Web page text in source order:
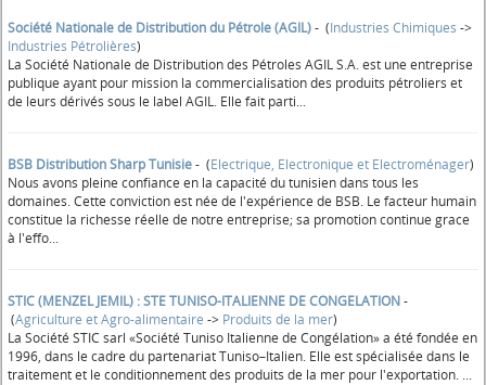
Société Nationale de Distribution du Pétrole (AGIL)- (Industries Chimiques ->
Industries Pétrolières)
La Société Nationale de Distribution des Pétroles AGIL S.A. est une entreprise
publique ayant pour mission la commercialisation des produits pétroliers et
de leurs dérivés sous le label AGIL. Elle fait parti...
BSB Distribution Sharp Tunisie- (Electrique, Electronique et Electroménager)
Nous avons pleine confiance en la capacité du tunisien dans tous les
domaines. Cette conviction est née de l'expérience de BSB. Le facteur humain
constitue la richesse réelle de notre entreprise; sa promotion continue grace
à l'effo...
STIC (MENZEL JEMIL) : STE TUNISO-ITALIENNE DE CONGELATION-
(Agriculture et Agro-alimentaire -> Produits de la mer)
La Société STIC sarl «Société Tuniso Italienne de Congélation» a été fondée en
1996, dans le cadre du partenariat Tuniso–Italien. Elle est spécialisée dans le
traitement et le conditionnement des produits de la mer pour l'exportation. ...